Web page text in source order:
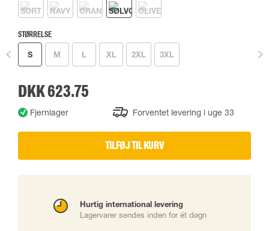
STØRRELSE
S M L XL 2XL 3XL
DKK 623.75
Fjernlager Forventet levering i uge 33
TILFØJ TIL KURV
Hurtig international levering
Lagervarer sendes inden for ét døgn